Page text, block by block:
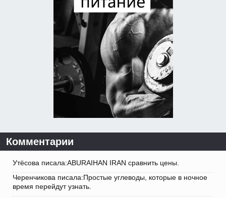
Комментарии
Утёсова писала:ABURAIHAN IRAN сравнить цены.
Черенчикова писала:Простые углеводы, которые в ночное
время перейдут узнать.